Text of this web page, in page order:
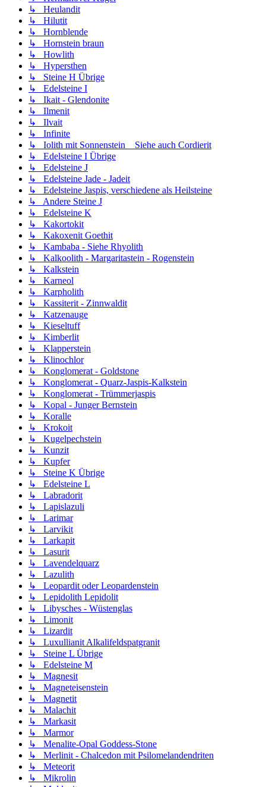
↳ Heulandit
↳ Hilutit
↳ Hornblende
↳ Hornstein braun
↳ Howlith
↳ Hypersthen
↳ Steine H Übrige
↳ Edelsteine I
↳ Ikait - Glendonite
↳ Ilmenit
↳ Ilvait
↳ Infinite
↳ Iolith mit Sonnenstein _ Siehe auch Cordierit
↳ Edelsteine I Übrige
↳ Edelsteine J
↳ Edelsteine Jade - Jadeit
↳ Edelsteine Jaspis, verschiedene als Heilsteine
↳ Andere Steine J
↳ Edelsteine K
↳ Kakortokit
↳ Kakoxenit Goethit
↳ Kambaba - Siehe Rhyolith
↳ Kalkoolith - Margaritastein - Rogenstein
↳ Kalkstein
↳ Karneol
↳ Karpholith
↳ Kassiterit - Zinnwaldit
↳ Katzenauge
↳ Kieseltuff
↳ Kimberlit
↳ Klapperstein
↳ Klinochlor
↳ Konglomerat - Goldstone
↳ Konglomerat - Quarz-Jaspis-Kalkstein
↳ Konglomerat - Trümmerjaspis
↳ Kopal - Junger Bernstein
↳ Koralle
↳ Krokoit
↳ Kugelpechstein
↳ Kunzit
↳ Kupfer
↳ Steine K Übrige
↳ Edelsteine L
↳ Labradorit
↳ Lapislazuli
↳ Larimar
↳ Larvikit
↳ Larkapit
↳ Lasurit
↳ Lavendelquarz
↳ Lazulith
↳ Leopardit oder Leopardenstein
↳ Lepidolith Lepidolit
↳ Libysches - Wüstenglas
↳ Limonit
↳ Lizardit
↳ Luxullianit Alkalifeldspatgranit
↳ Steine L Übrige
↳ Edelsteine M
↳ Magnesit
↳ Magneteisenstein
↳ Magnetit
↳ Malachit
↳ Markasit
↳ Marmor
↳ Menalite-Opal Goddess-Stone
↳ Merlinit - Chalcedon mit Psilomelandendriten
↳ Meteorit
↳ Mikrolin